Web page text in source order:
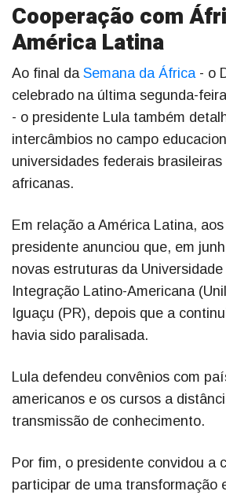
Cooperação com
América Latina
Ao final da Semana da África- o
celebrado na última segunda-
- o presidente Lula também
intercâmbios no campo
universidades federais brasileiras
africanas.
Em relação a América Latina,
presidente anunciou que, em
novas estruturas da
Integração Latino-Americana
Iguaçu (PR), depois que a
havia sido paralisada.
Lula defendeu convênios com
americanos e os cursos a
transmissão de conhecimento.
Por fim, o presidente convidou a
participar de uma transformação